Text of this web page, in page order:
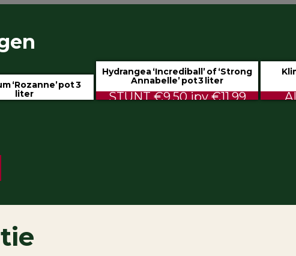
‘Rozanne’ pot 3
liter
Hydrangea ‘Incrediball’ of ‘Strong
Annabelle’ pot 3 liter
STUNT €9.50 ipv €11.99